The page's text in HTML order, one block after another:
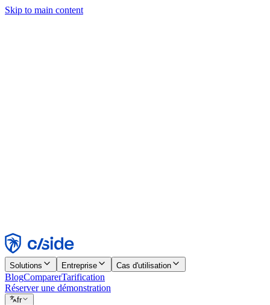
Skip to main content
Rejeter
Solutions Entreprise Cas d'utilisation
BlogComparerTarification
Réserver une démonstration
fr